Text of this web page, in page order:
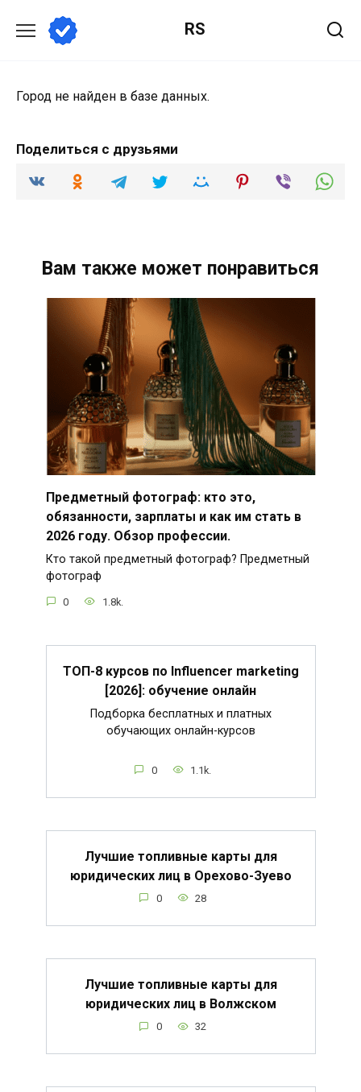
содержанию
RS
Город не найден в базе данных.
Поделиться с друзьями
Вам также может понравиться
Предметный фотограф: кто это,
обязанности, зарплаты и как им стать в
2026 году. Обзор профессии.
Кто такой предметный фотограф? Предметный
фотограф
0 1.8k.
ТОП-8 курсов по Influencer marketing
[2026]: обучение онлайн
Подборка бесплатных и платных
обучающих онлайн-курсов
0 1.1k.
Лучшие топливные карты для
юридических лиц в Орехово-Зуево
0 28
Лучшие топливные карты для
юридических лиц в Волжском
0 32